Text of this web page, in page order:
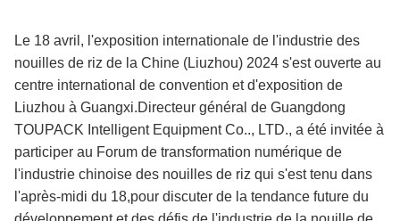
Le 18 avril, l'exposition internationale de l'industrie des
nouilles de riz de la Chine (Liuzhou) 2024 s'est ouverte au
centre international de convention et d'exposition de
Liuzhou à Guangxi.Directeur général de Guangdong
TOUPACK Intelligent Equipment Co.., LTD., a été invitée à
participer au Forum de transformation numérique de
l'industrie chinoise des nouilles de riz qui s'est tenu dans
l'après-midi du 18,pour discuter de la tendance future du